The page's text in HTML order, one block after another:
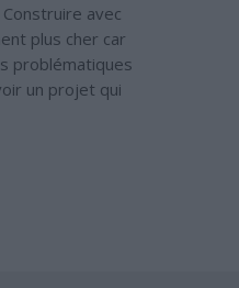
avec
plus cher car
problématiques
un projet qui